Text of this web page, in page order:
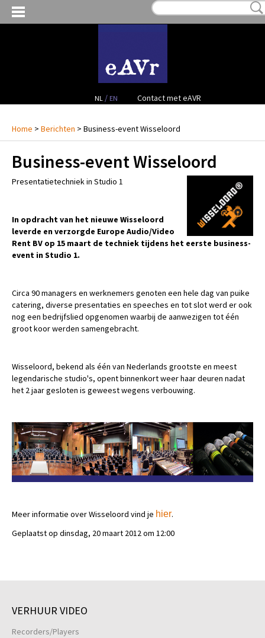
NL / EN Contact met eAVR
MIJN VERLANGLIJST:€ 0,00(0)
CONTACT
PROJECTEN
VERKOOP
OCCASION GEAR
Home > Berichten > Business-event Wisseloord
Business-event Wisseloord
Presentatietechniek in Studio 1
In opdracht van het nieuwe Wisseloord
leverde en verzorgde Europe Audio/Video
Rent BV op 15 maart de techniek tijdens het eerste business-
event in Studio 1.
Circa 90 managers en werknemers genoten een hele dag van puike
catering, diverse presentaties en speeches en tot slot werd er ook
nog een bedrijfslied opgenomen waarbij de aanwezigen tot één
groot koor werden samengebracht.
Wisseloord, bekend als één van Nederlands grootste en meest
legendarische studio's, opent binnenkort weer haar deuren nadat
het 2 jaar gesloten is geweest wegens verbouwing.
Meer informatie over Wisseloord vind je hier.
Geplaatst op dinsdag, 20 maart 2012 om 12:00
VERHUUR VIDEO
Recorders/Players